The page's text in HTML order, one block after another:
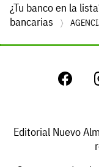
¿Tu banco en la
bancarias
Editorial Nuevo